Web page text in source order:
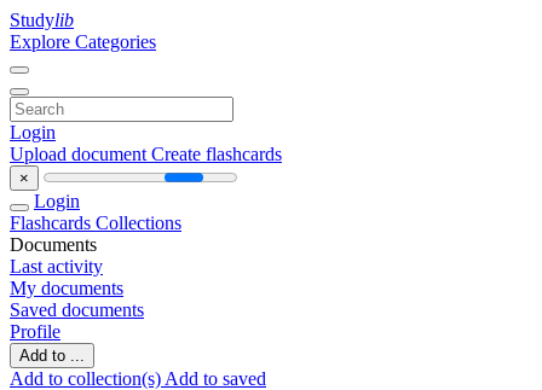
Studylib
Explore Categories
Login
Upload document Create flashcards
×
Login
Flashcards Collections
Documents
Last activity
My documents
Saved documents
Profile
Add to ...
Add to collection(s) Add to saved